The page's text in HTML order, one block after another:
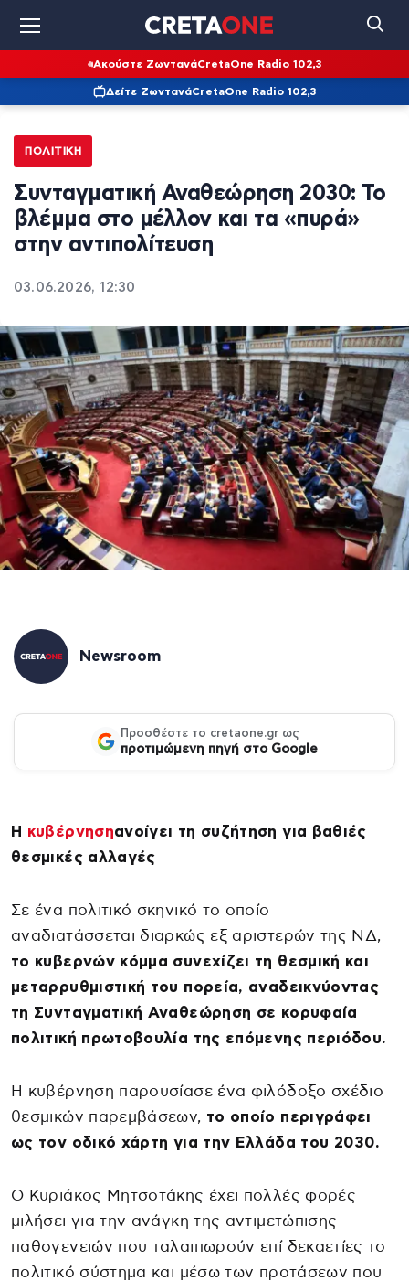
Ακούστε ΖωντανάCretaOne Radio 102,3
Δείτε ΖωντανάCretaOne Radio 102,3
ΠΟΛΙΤΙΚΉ
Συνταγματική Αναθεώρηση 2030: Το
βλέμμα στο μέλλον και τα «πυρά»
στην αντιπολίτευση
03.06.2026, 12:30
Newsroom
Προσθέστε το cretaone.gr ως
προτιμώμενη πηγή στο Google
Η κυβέρνησηανοίγει τη συζήτηση για βαθιές
θεσμικές αλλαγές
Σε ένα πολιτικό σκηνικό το οποίο
αναδιατάσσεται διαρκώς εξ αριστερών της ΝΔ,
το κυβερνών κόμμα συνεχίζει τη θεσμική και
μεταρρυθμιστική του πορεία, αναδεικνύοντας
τη Συνταγματική Αναθεώρηση σε κορυφαία
πολιτική πρωτοβουλία της επόμενης περιόδου.
Η κυβέρνηση παρουσίασε ένα φιλόδοξο σχέδιο
θεσμικών παρεμβάσεων, το οποίο περιγράφει
ως τον οδικό χάρτη για την Ελλάδα του 2030.
Ο Κυριάκος Μητσοτάκης έχει πολλές φορές
μιλήσει για την ανάγκη της αντιμετώπισης
παθογενειών που ταλαιπωρούν επί δεκαετίες το
πολιτικό σύστημα και μέσω των προτάσεων που